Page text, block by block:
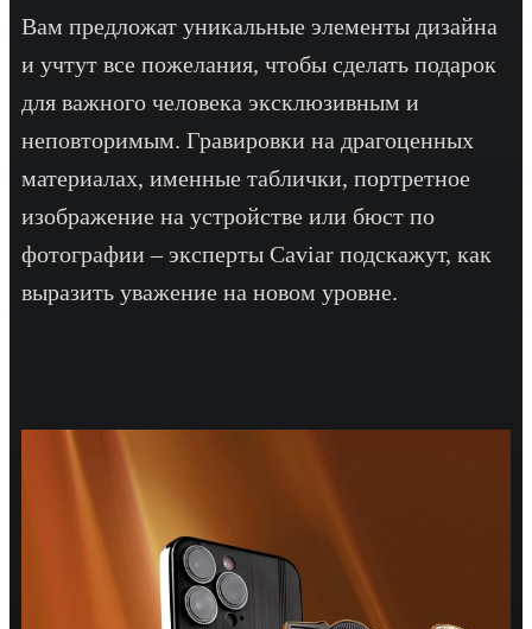
Вам предложат уникальные элементы дизайна
и учтут все пожелания, чтобы сделать подарок
для важного человека эксклюзивным и
неповторимым. Гравировки на драгоценных
материалах, именные таблички, портретное
изображение на устройстве или бюст по
фотографии – эксперты Caviar подскажут, как
выразить уважение на новом уровне.